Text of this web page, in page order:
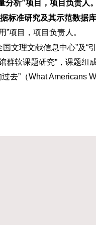
分析”项目，项目负责人
标准研究及其示范数据
项目，项目负责人。
文理文献信息中心”及“
群软课题研究”，课题组
去”（What Americans